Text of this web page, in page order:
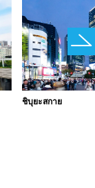
ชิบุยะสกาย